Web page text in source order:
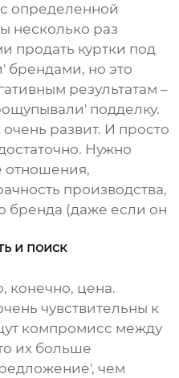
определенной
несколько раз
продать куртки под
брендами, но это
результатам –
подделку.
развит. И просто
Нужно
отношения,
производства,
бренда (даже если он
и поиск
конечно, цена.
чувствительны к
компромисс между
их больше
чем